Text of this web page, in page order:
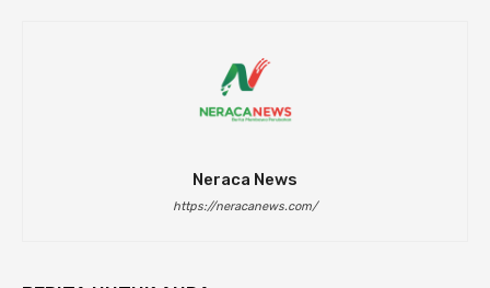
Neraca News
https://neracanews.com/